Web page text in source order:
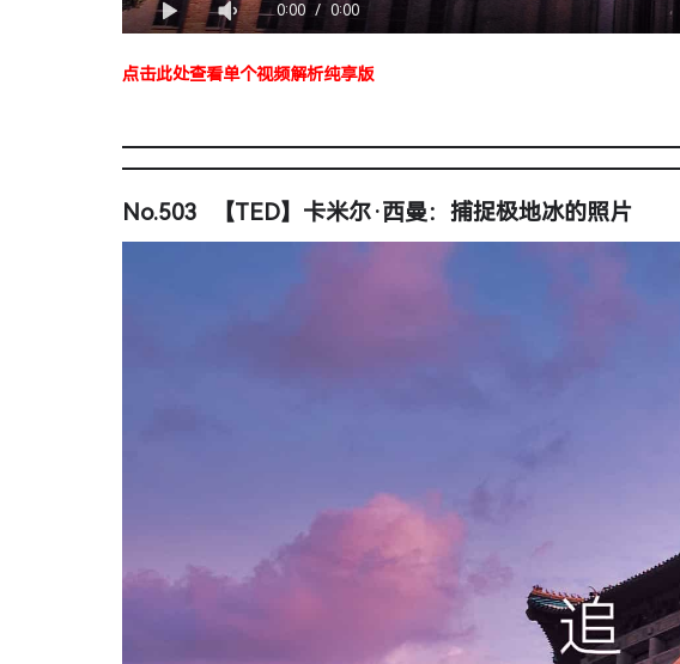
0:00/ 0:00
点击此处查看单个视频解析纯享版
No.503 【TED】卡米尔·西曼：捕捉极地冰的照片